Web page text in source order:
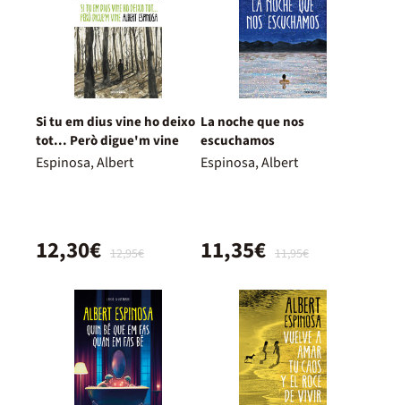
Si tu em dius vine ho deixo
tot... Però digue'm vine
Espinosa, Albert
12,95€
12,30€
La noche que nos
escuchamos
Espinosa, Albert
11,95€
11,35€